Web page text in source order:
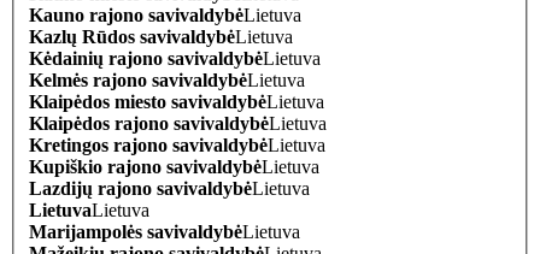
Kauno rajono savivaldybėLietuva
Kazlų Rūdos savivaldybėLietuva
Kėdainių rajono savivaldybėLietuva
Kelmės rajono savivaldybėLietuva
Klaipėdos miesto savivaldybėLietuva
Klaipėdos rajono savivaldybėLietuva
Kretingos rajono savivaldybėLietuva
Kupiškio rajono savivaldybėLietuva
Lazdijų rajono savivaldybėLietuva
LietuvaLietuva
Marijampolės savivaldybėLietuva